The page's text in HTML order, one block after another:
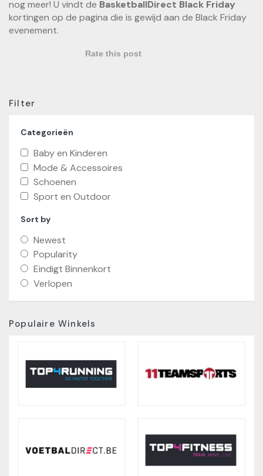
nog meer! U vindt de BasketballDirect Black Friday
kortingen op de pagina die is gewijd aan de Black Friday
evenement.
Rate this post
Filter
Categorieën
Baby en Kinderen
Mode & Accessoires
Schoenen
Sport en Outdoor
Sort by
Newest
Popularity
Eindigt Binnenkort
Verlopen
Populaire Winkels